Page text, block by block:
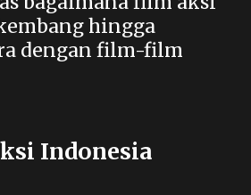
hingga
dengan film-film
Indonesia